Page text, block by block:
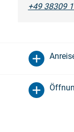
+49 38309